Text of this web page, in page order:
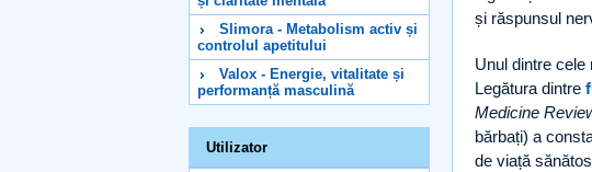
Slimora - Metabolism activ și
controlul apetitului
Valox - Energie, vitalitate și
performanță masculină
Utilizator
și răspunsul
Unul dintre
Legătura dintre
Medicine
bărbați) a
de viață